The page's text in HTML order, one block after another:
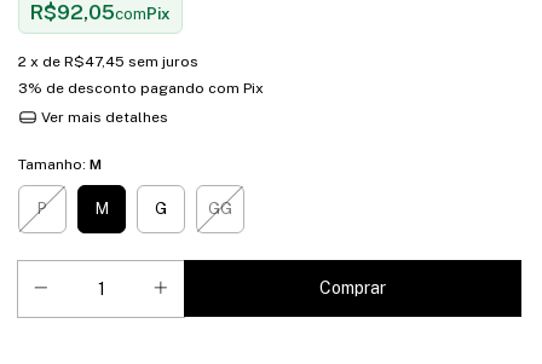
R$92,05com Pix
2 x de R$47,45 sem juros
3% de desconto pagando com Pix
Ver mais detalhes
Tamanho: M
P M G GG